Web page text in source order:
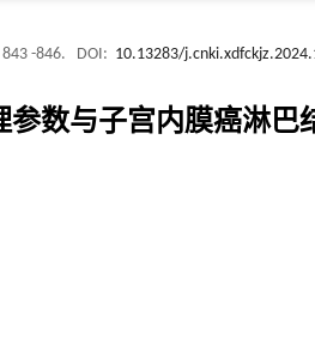
843 -846. DOI: 10.13283/
参数与子宫内膜癌淋